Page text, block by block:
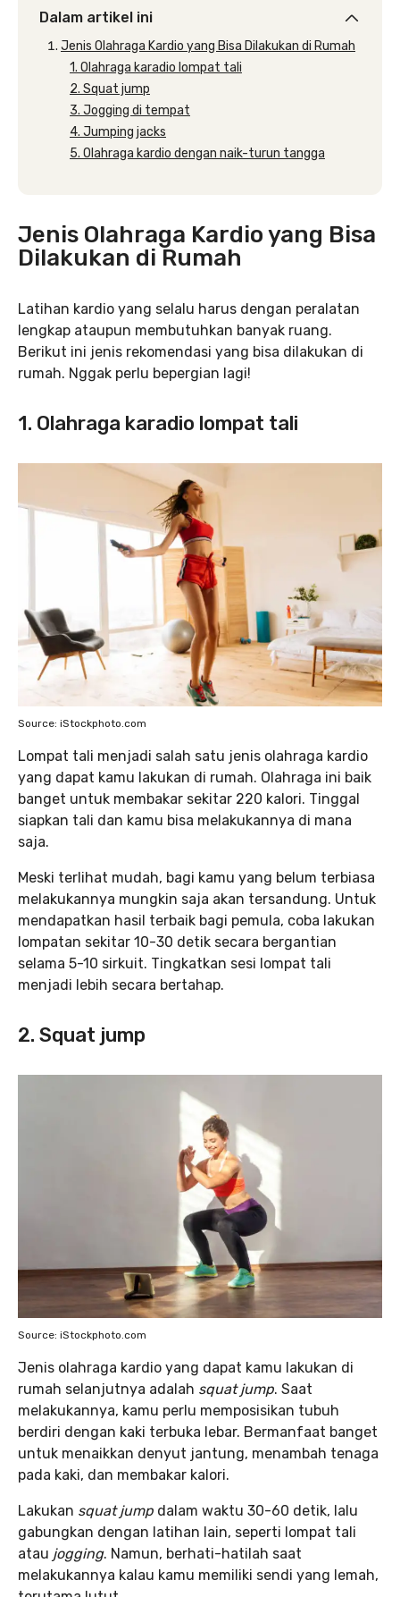
Dalam artikel ini
Jenis Olahraga Kardio yang Bisa Dilakukan di Rumah
1. Olahraga karadio lompat tali
2. Squat jump
3. Jogging di tempat
4. Jumping jacks
5. Olahraga kardio dengan naik-turun tangga
Jenis Olahraga Kardio yang Bisa
Dilakukan di Rumah
Latihan kardio yang selalu harus dengan peralatan
lengkap ataupun membutuhkan banyak ruang.
Berikut ini jenis rekomendasi yang bisa dilakukan di
rumah. Nggak perlu bepergian lagi!
1. Olahraga karadio lompat tali
Source: iStockphoto.com
Lompat tali menjadi salah satu jenis olahraga kardio
yang dapat kamu lakukan di rumah. Olahraga ini baik
banget untuk membakar sekitar 220 kalori. Tinggal
siapkan tali dan kamu bisa melakukannya di mana
saja.
Meski terlihat mudah, bagi kamu yang belum terbiasa
melakukannya mungkin saja akan tersandung. Untuk
mendapatkan hasil terbaik bagi pemula, coba lakukan
lompatan sekitar 10-30 detik secara bergantian
selama 5-10 sirkuit. Tingkatkan sesi lompat tali
menjadi lebih secara bertahap.
2. Squat jump
Source: iStockphoto.com
Jenis olahraga kardio yang dapat kamu lakukan di
rumah selanjutnya adalah squat jump. Saat
melakukannya, kamu perlu memposisikan tubuh
berdiri dengan kaki terbuka lebar. Bermanfaat banget
untuk menaikkan denyut jantung, menambah tenaga
pada kaki, dan membakar kalori.
Lakukan squat jump dalam waktu 30-60 detik, lalu
gabungkan dengan latihan lain, seperti lompat tali
atau jogging. Namun, berhati-hatilah saat
melakukannya kalau kamu memiliki sendi yang lemah,